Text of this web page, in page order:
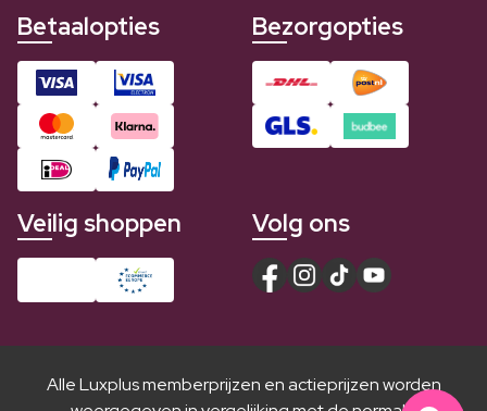
Betaalopties Bezorgopties
Veilig shoppen Volg ons
Alle Luxplus memberprijzen en actieprijzen worden